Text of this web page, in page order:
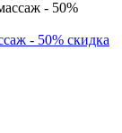
- 50% скидка